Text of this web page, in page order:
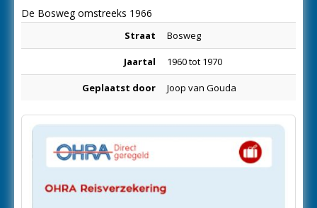
De Bosweg omstreeks 1966
Straat Bosweg
Jaartal 1960 tot 1970
Geplaatst door Joop van Gouda